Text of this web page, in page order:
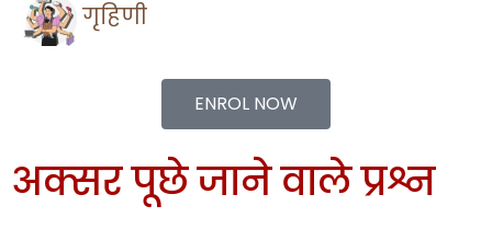
गृहिणी
ENROL NOW
अक्सर पूछे जाने वाले प्रश्न